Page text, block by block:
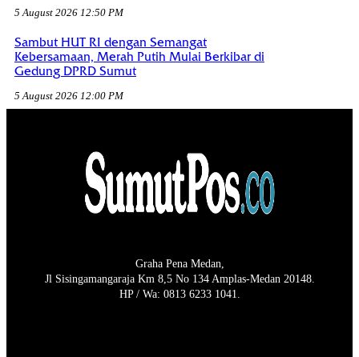
5 August 2026 12:50 PM
Sambut HUT RI dengan Semangat
Kebersamaan, Merah Putih Mulai Berkibar di
Gedung DPRD Sumut
5 August 2026 12:00 PM
Graha Pena Medan,
Jl Sisingamangaraja Km 8,5 No 134 Amplas-Medan 20148.
HP / Wa: 0813 6233 1041.